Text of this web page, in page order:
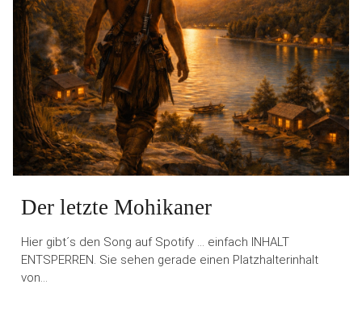
Der letzte Mohikaner
Hier gibt´s den Song auf Spotify … einfach INHALT
ENTSPERREN. Sie sehen gerade einen Platzhalterinhalt
von…